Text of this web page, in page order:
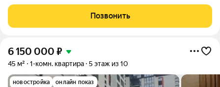
входа и один лифт.
Позвонить
6 150 000 ₽
45 м² 1-комн. квартира 5 этаж из 10
новостройка онлайн показ